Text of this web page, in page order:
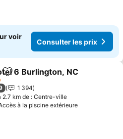
voir
Consulter les prix
Ajouter à mes favoris
6 Burlington, NC
1 394
2.7 km de : Centre-ville
à la piscine extérieure